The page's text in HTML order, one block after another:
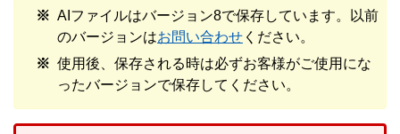
AIファイルはバージョン8で保存しています。以前
のバージョンはお問い合わせ ください。
使用後、保存される時は必ずお客様がご使用にな
ったバージョンで保存してください。